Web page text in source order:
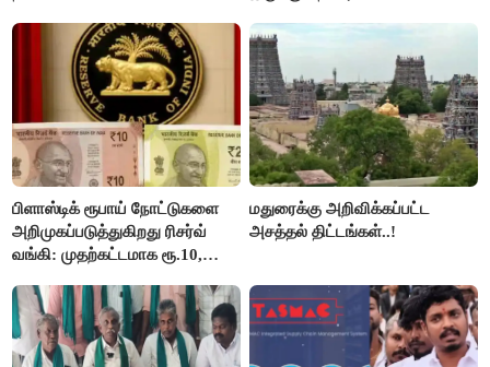
பிளாஸ்டிக் ரூபாய் நோட்டுகளை
அறிமுகப்படுத்துகிறது ரிசர்வ்
வங்கி: முதற்கட்டமாக ரூ.10,
மதுரைக்கு அறிவிக்கப்பட்ட
அசத்தல் திட்டங்கள்..!